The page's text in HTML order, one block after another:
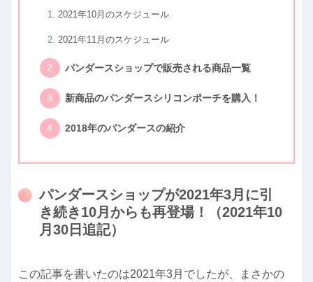
2021年10月のスケジュール
2021年11月のスケジュール
パンダースショップで販売される商品一覧
新商品のパンダースシリコンポーチを購入！
2018年のパンダースの紹介
パンダースショップが2021年3月に引
き続き10月からも再登場！（2021年10
月30日追記）
この記事を書いたのは2021年3月でしたが、まさかの